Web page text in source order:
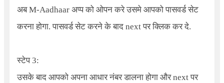
अबM-Aadhaarअप्प को ओपन करे उसमे आपको पासवर्ड सेट
करना होगा. पासवर्ड सेट करने के बाद next पर क्लिक कर दे.
स्टेप 3:
उसके बाद आपको अपना आधार नंबर डालना होगा और next पर